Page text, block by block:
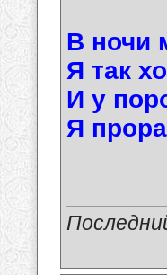
В ночи
Я так
И у
Я